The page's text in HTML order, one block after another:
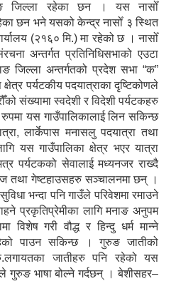
जिल्ला रहेका छन । यस नासोँ
छन भने यसको केन्द्र नासोँ ३ स्थित
(२१६० मि.) मा रहेको छ । नासोँ
अन्तर्गत प्रतिनिधिसभाको एउटा
जिल्ला अन्तर्गतको प्रदेश सभा “क”
क्षेत्र पर्यटकीय पदयात्राका दृष्टिकोणले
संख्यामा स्वदेशी र विदेशी पर्यटकहरु
रुपमा यस गाउँपालिकालाई लिन सकिन्छ
लार्केपास मनासलु पदयात्रा तथा
यस गाउँपालिका क्षेत्र भएर यात्रा
पर्यटकको सेवालाई मध्यनजर राख्दै
तथा गेष्टहाउसहरु सञ्चालनमा छन् ।
भन्दा पनि गाउँले परिवेशमा रमाउने
प्रकृतिप्रेमीका लागि मनाङ अनुपम
विशेष गरी वौद्ध र हिन्दु धर्म मान्ने
पाउन सकिन्छ । गुरुङ जातीको
जातीहरु पनि रहेको यस
गुरुङ भाषा बोल्ने गर्दछन् । बेशीसहर–